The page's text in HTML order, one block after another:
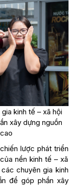
kinh tế – xã hội
xây dựng nguồn
lược phát triển
nền kinh tế – xã
chuyên gia kinh
để góp phần xây